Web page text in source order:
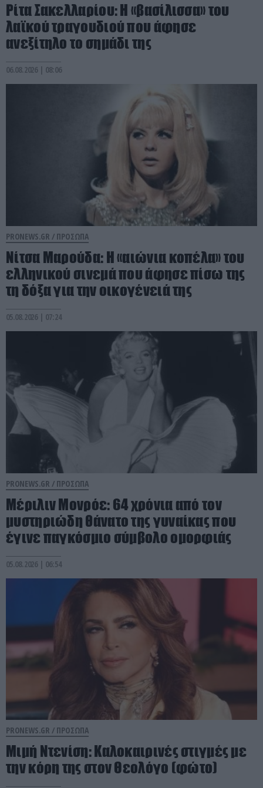
Ρίτα Σακελλαρίου: Η «βασίλισσα» του
λαϊκού τραγουδιού που άφησε
ανεξίτηλο το σημάδι της
06.08.2026 | 08:06
PRONEWS.GR / ΠΡΟΣΩΠΑ
Νίτσα Μαρούδα: Η «αιώνια κοπέλα» του
ελληνικού σινεμά που άφησε πίσω της
τη δόξα για την οικογένειά της
05.08.2026 | 07:24
PRONEWS.GR / ΠΡΟΣΩΠΑ
Μέριλιν Μονρόε: 64 χρόνια από τον
μυστηριώδη θάνατο της γυναίκας που
έγινε παγκόσμιο σύμβολο ομορφιάς
05.08.2026 | 06:54
PRONEWS.GR / ΠΡΟΣΩΠΑ
Μιμή Ντενίση: Καλοκαιρινές στιγμές με
την κόρη της στον Θεολόγο (φώτο)